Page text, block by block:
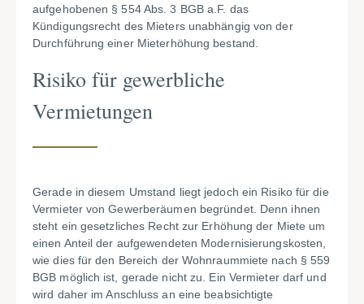
aufgehobenen § 554 Abs. 3 BGB a.F. das
Kündigungsrecht des Mieters unabhängig von der
Durchführung einer Mieterhöhung bestand.
Risiko für gewerbliche
Vermietungen
Gerade in diesem Umstand liegt jedoch ein Risiko für die
Vermieter von Gewerberäumen begründet. Denn ihnen
steht ein gesetzliches Recht zur Erhöhung der Miete um
einen Anteil der aufgewendeten Modernisierungskosten,
wie dies für den Bereich der Wohnraummiete nach § 559
BGB möglich ist, gerade nicht zu. Ein Vermieter darf und
wird daher im Anschluss an eine beabsichtigte